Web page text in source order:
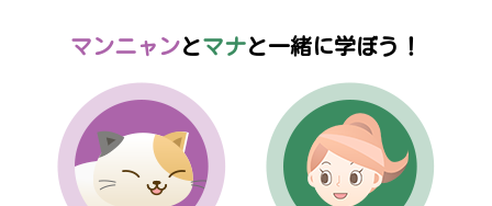
マンニャンとマナと一緒に学ぼう！